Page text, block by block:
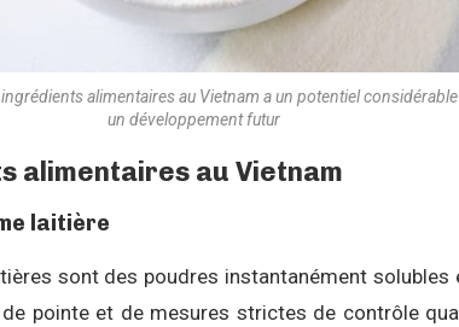
alimentaires au Vietnam a un potentiel
un développement futur
alimentaires au Vietnam
laitière
sont des poudres instantanément solubles
de pointe et de mesures strictes de contrôle